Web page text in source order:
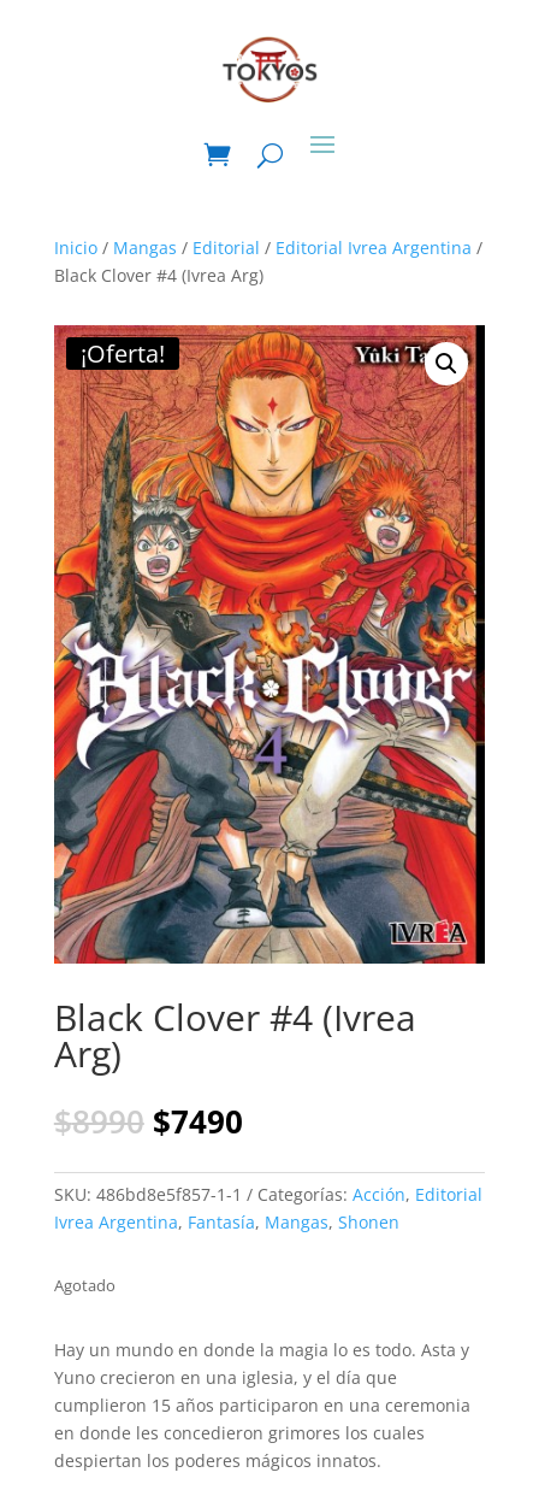
Inicio/ Mangas / Editorial / Editorial Ivrea Argentina /
Black Clover #4 (Ivrea Arg)
¡Oferta!
Black Clover #4 (Ivrea
Arg)
$8990 El
precio
original
era:
$8990.
$7490El
actual
es:
$7490.
SKU: 486bd8e5f857-1-1 Categorías: Acción, Editorial
Ivrea Argentina, Fantasía, Mangas, Shonen
Agotado
Hay un mundo en donde la magia lo es todo. Asta y
Yuno crecieron en una iglesia, y el día que
cumplieron 15 años participaron en una ceremonia
en donde les concedieron grimores los cuales
despiertan los poderes mágicos innatos.